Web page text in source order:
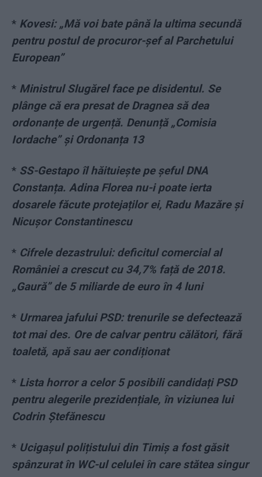
* Kovesi: „Mă voi bate până la ultima secundă
pentru postul de procuror-şef al Parchetului
European”
* Ministrul Slugărel face pe disidentul. Se
plânge că era presat de Dragnea să dea
ordonanțe de urgență. Denunță „Comisia
Iordache” și Ordonanța 13
* SS-Gestapo îl hăituiește pe șeful DNA
Constanța. Adina Florea nu-i poate ierta
dosarele făcute protejaților ei, Radu Mazăre și
Nicușor Constantinescu
* Cifrele dezastrului: deficitul comercial al
României a crescut cu 34,7% față de 2018.
„Gaură” de 5 miliarde de euro în 4 luni
* Urmarea jafului PSD: trenurile se defectează
tot mai des. Ore de calvar pentru călători, fără
toaletă, apă sau aer condiționat
* Lista horror a celor 5 posibili candidați PSD
pentru alegerile prezidențiale, în viziunea lui
Codrin Ștefănescu
* Ucigașul polițistului din Timiș a fost găsit
spânzurat în WC-ul celulei în care stătea singur